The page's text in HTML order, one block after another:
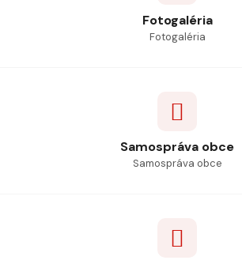
Fotogaléria
Fotogaléria
Samospráva obce
Samospráva obce